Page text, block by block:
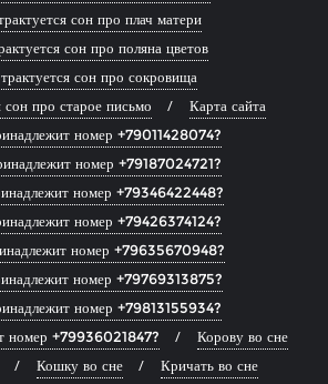
сон про плач матери
сон про поляна цветов
сон про сокровища
сон про старое письмо
Карта сайта
номер +79011428074?
номер +79187024721?
номер +79346422448?
номер +79426374124?
номер +79635670948?
номер +79769313875?
номер +79813155934?
номер +79936021847?
Корову во сне
Кошку во сне
Кричать во сне